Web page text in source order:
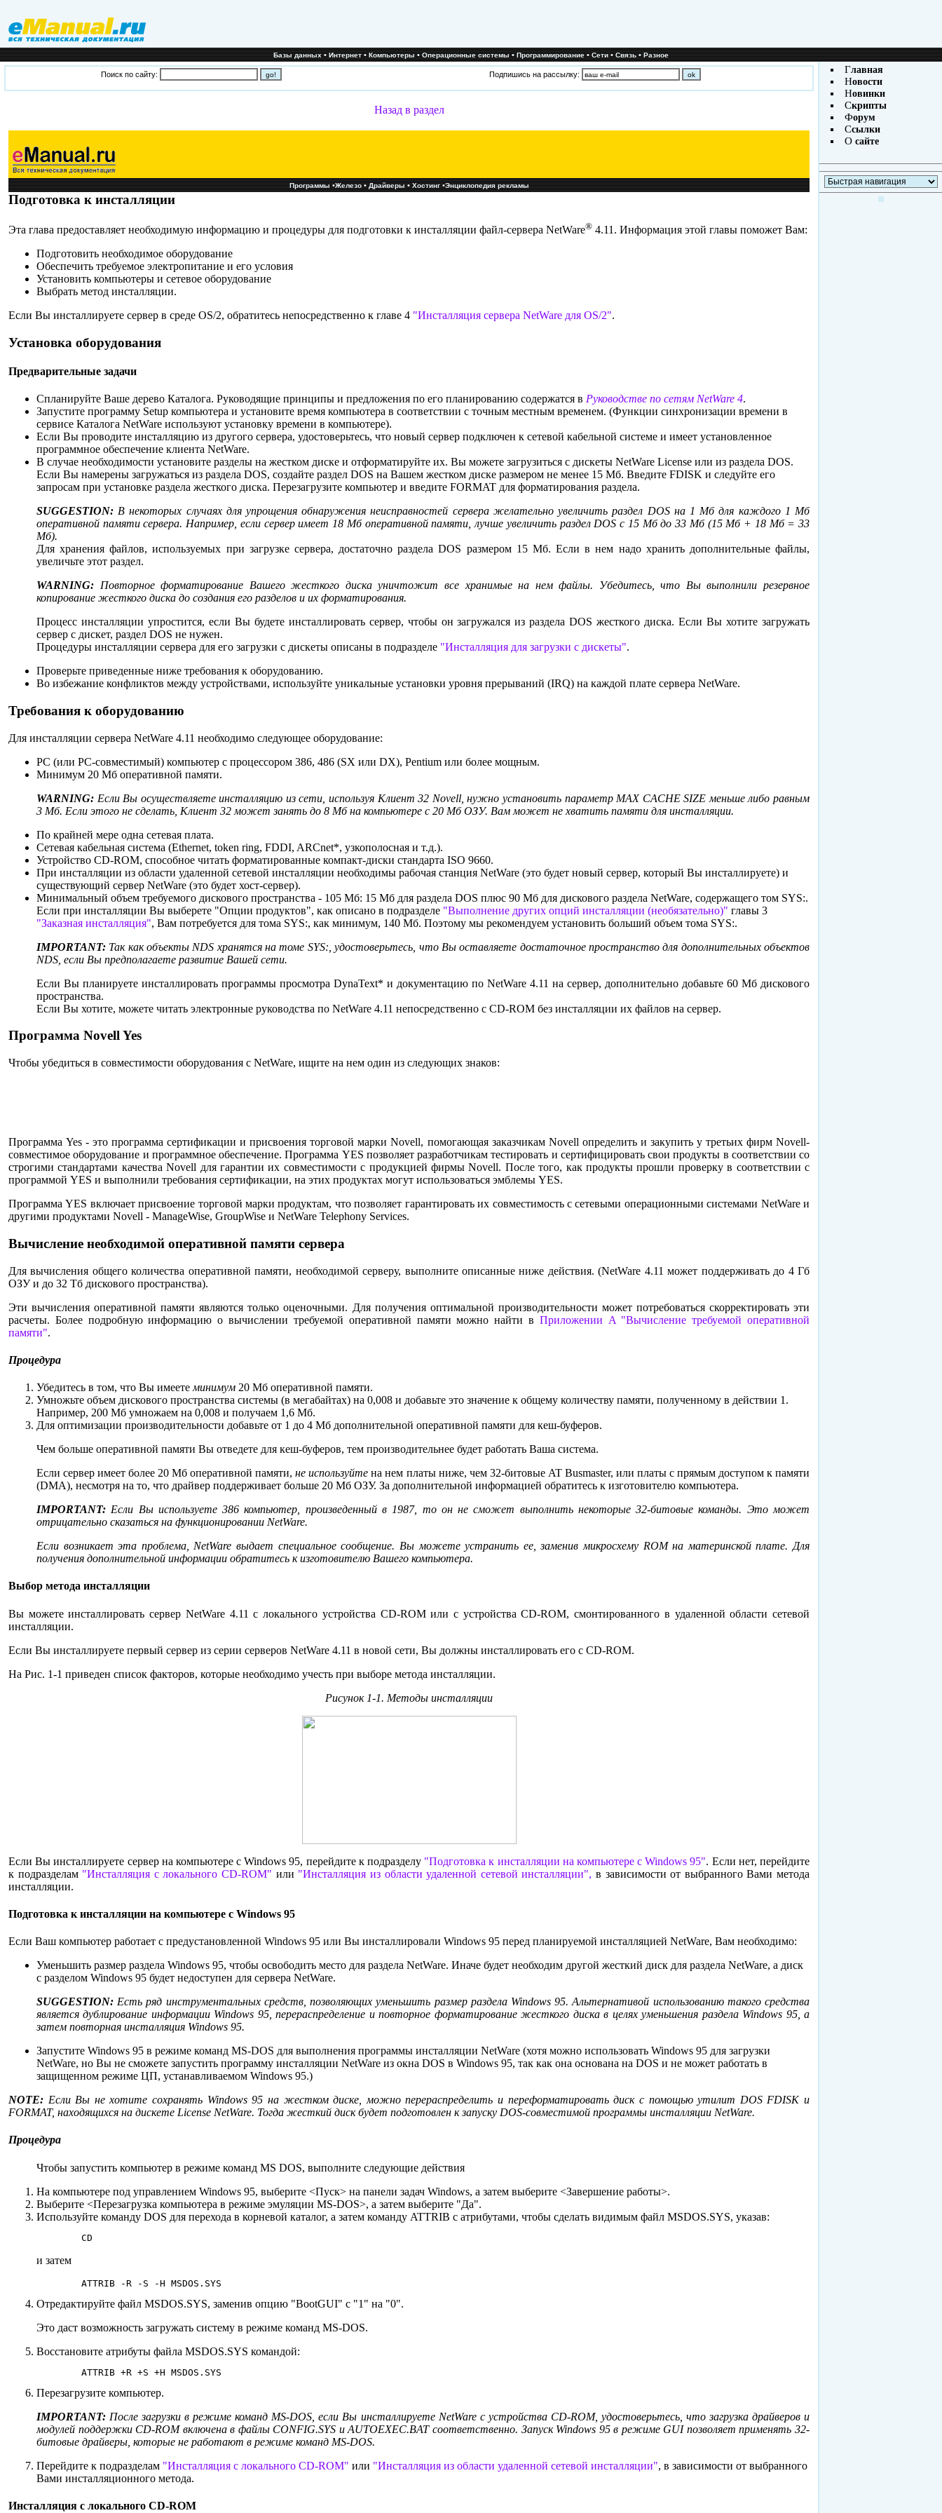
Базы данных•Интернет•Компьютеры•Операционные системы•Программирование•Сети•Связь•Разное
Поиск по сайту: Подпишись на рассылку:
Назад в раздел
Программы•Железо•Драйверы•Хостинг•Энциклопедия рекламы
Подготовка к инсталляции
Эта глава предоставляет необходимую информацию и процедуры для подготовки к инсталляции файл-сервера NetWare® 4.11. Информация этой главы поможет Вам:
Подготовить необходимое оборудование
Обеспечить требуемое электропитание и его условия
Установить компьютеры и сетевое оборудование
Выбрать метод инсталляции.
Если Вы инсталлируете сервер в среде OS/2, обратитесь непосредственно к главе 4 "Инсталляция сервера NetWare для OS/2".
Установка оборудования
Предварительные задачи
Спланируйте Ваше дерево Каталога. Руководящие принципы и предложения по его планированию содержатся в Руководстве по сетям NetWare 4.
Запустите программу Setup компьютера и установите время компьютера в соответствии с точным местным временем. (Функции синхронизации времени в
сервисе Каталога NetWare используют установку времени в компьютере).
Если Вы проводите инсталляцию из другого сервера, удостоверьтесь, что новый сервер подключен к сетевой кабельной системе и имеет установленное
программное обеспечение клиента NetWare.
В случае необходимости установите разделы на жестком диске и отформатируйте их. Вы можете загрузиться с дискеты NetWare License или из раздела DOS.
Если Вы намерены загружаться из раздела DOS, создайте раздел DOS на Вашем жестком диске размером не менее 15 Mб. Введите FDISK и следуйте его
запросам при установке раздела жесткого диска. Перезагрузите компьютер и введите FORMAT для форматирования раздела.
SUGGESTION: В некоторых случаях для упрощения обнаружения неисправностей сервера желательно увеличить раздел DOS на 1 Мб для каждого 1 Мб
оперативной памяти сервера. Например, если сервер имеет 18 Мб оперативной памяти, лучше увеличить раздел DOS с 15 Мб до 33 Мб (15 Мб + 18 Мб = 33
Мб).
Для хранения файлов, используемых при загрузке сервера, достаточно раздела DOS размером 15 Мб. Если в нем надо хранить дополнительные файлы,
увеличьте этот раздел.
WARNING: Повторное форматирование Вашего жесткого диска уничтожит все хранимые на нем файлы. Убедитесь, что Вы выполнили резервное
копирование жесткого диска до создания его разделов и их форматирования.
Процесс инсталляции упростится, если Вы будете инсталлировать сервер, чтобы он загружался из раздела DOS жесткого диска. Если Вы хотите загружать
сервер с дискет, раздел DOS не нужен.
Процедуры инсталляции сервера для его загрузки с дискеты описаны в подразделе "Инсталляция для загрузки с дискеты".
Проверьте приведенные ниже требования к оборудованию.
Во избежание конфликтов между устройствами, используйте уникальные установки уровня прерываний (IRQ) на каждой плате сервера NetWare.
Требования к оборудованию
Для инсталляции сервера NetWare 4.11 необходимо следующее оборудование:
PC (или PC-совместимый) компьютер с процессором 386, 486 (SX или DX), Pentium или более мощным.
Минимум 20 Мб оперативной памяти.
WARNING: Если Вы осуществляете инсталляцию из сети, используя Клиент 32 Novell, нужно установить параметр MAX CACHE SIZE меньше либо равным
3 Мб. Если этого не сделать, Клиент 32 может занять до 8 Мб на компьютере с 20 Мб ОЗУ. Вам может не хватить памяти для инсталляции.
По крайней мере одна сетевая плата.
Сетевая кабельная система (Ethernet, token ring, FDDI, ARCnet*, узкополосная и т.д.).
Устройство CD-ROM, способное читать форматированные компакт-диски стандарта ISO 9660.
При инсталляции из области удаленной сетевой инсталляции необходимы рабочая станция NetWare (это будет новый сервер, который Вы инсталлируете) и
существующий сервер NetWare (это будет хост-сервер).
Минимальный объем требуемого дискового пространства - 105 Мб: 15 Мб для раздела DOS плюс 90 Мб для дискового раздела NetWare, содержащего том SYS:.
Если при инсталляции Вы выберете "Опции продуктов", как описано в подразделе "Выполнение других опций инсталляции (необязательно)" главы 3
"Заказная инсталляция", Вам потребуется для тома SYS:, как минимум, 140 Мб. Поэтому мы рекомендуем установить больший объем тома SYS:.
IMPORTANT: Так как объекты NDS хранятся на томе SYS:, удостоверьтесь, что Вы оставляете достаточное пространство для дополнительных объектов
NDS, если Вы предполагаете развитие Вашей сети.
Если Вы планируете инсталлировать программы просмотра DynaText* и документацию по NetWare 4.11 на сервер, дополнительно добавьте 60 Мб дискового
пространства.
Если Вы хотите, можете читать электронные руководства по NetWare 4.11 непосредственно с CD-ROM без инсталляции их файлов на сервер.
Программа Novell Yes
Чтобы убедиться в совместимости оборудования с NetWare, ищите на нем один из следующих знаков:
Программа Yes - это программа сертификации и присвоения торговой марки Novell, помогающая заказчикам Novell определить и закупить у третьих фирм Novell-
совместимое оборудование и программное обеспечение. Программа YES позволяет разработчикам тестировать и сертифицировать свои продукты в соответствии со
строгими стандартами качества Novell для гарантии их совместимости с продукцией фирмы Novell. После того, как продукты прошли проверку в соответствии с
программой YES и выполнили требования сертификации, на этих продуктах могут использоваться эмблемы YES.
Программа YES включает присвоение торговой марки продуктам, что позволяет гарантировать их совместимость с сетевыми операционными системами NetWare и
другими продуктами Novell - ManageWise, GroupWise и NetWare Telephony Services.
Вычисление необходимой оперативной памяти сервера
Для вычисления общего количества оперативной памяти, необходимой серверу, выполните описанные ниже действия. (NetWare 4.11 может поддерживать до 4 Гб
ОЗУ и до 32 Тб дискового пространства).
Эти вычисления оперативной памяти являются только оценочными. Для получения оптимальной производительности может потребоваться cкорректировать эти
расчеты. Более подробную информацию о вычислении требуемой оперативной памяти можно найти в Приложении A "Вычисление требуемой оперативной
памяти".
Процедура
Убедитесь в том, что Вы имеете минимум 20 Мб оперативной памяти.
Умножьте объем дискового пространства системы (в мегабайтах) на 0,008 и добавьте это значение к общему количеству памяти, полученному в действии 1.
Например, 200 Мб умножаем на 0,008 и получаем 1,6 Мб.
Для оптимизации производительности добавьте от 1 до 4 Мб дополнительной оперативной памяти для кеш-буферов.
Чем больше оперативной памяти Вы отведете для кеш-буферов, тем производительнее будет работать Ваша система.
Если сервер имеет более 20 Мб оперативной памяти,не используйте на нем платы ниже, чем 32-битовые AT Busmaster, или платы с прямым доступом к памяти
(DMA), несмотря на то, что драйвер поддерживает больше 20 Мб ОЗУ. За дополнительной информацией обратитесь к изготовителю компьютера.
IMPORTANT: Если Вы используете 386 компьютер, произведенный в 1987, то он не сможет выполнить некоторые 32-битовые команды. Это может
отрицательно сказаться на функционировании NetWare.
Если возникает эта проблема, NetWare выдает специальное сообщение. Вы можете устранить ее, заменив микросхему ROM на материнской плате. Для
получения дополнительной информации обратитесь к изготовителю Вашего компьютера.
Выбор метода инсталляции
Вы можете инсталлировать сервер NetWare 4.11 с локального устройства CD-ROM или с устройства CD-ROM, смонтированного в удаленной области сетевой
инсталляции.
Если Вы инсталлируете первый сервер из серии серверов NetWare 4.11 в новой сети, Вы должны инсталлировать его с CD-ROM.
На Рис. 1-1 приведен список факторов, которые необходимо учесть при выборе метода инсталляции.
Рисунок 1-1. Методы инсталляции
Если Вы инсталлируете сервер на компьютере с Windows 95, перейдите к подразделу "Подготовка к инсталляции на компьютере с Windows 95". Если нет, перейдите
к подразделам "Инсталляция с локального CD-ROM" или "Инсталляция из области удаленной сетевой инсталляции", в зависимости от выбранного Вами метода
инсталляции.
Подготовка к инсталляции на компьютере с Windows 95
Если Ваш компьютер работает с предустановленной Windows 95 или Вы инсталлировали Windows 95 перед планируемой инсталляцией NetWare, Вам необходимо:
Уменьшить размер раздела Windows 95, чтобы освободить место для раздела NetWare. Иначе будет необходим другой жесткий диск для раздела NetWare, а диск
с разделом Windows 95 будет недоступен для сервера NetWare.
SUGGESTION: Есть ряд инструментальных средств, позволяющих уменьшить размер раздела Windows 95. Альтернативой использованию такого средства
является дублирование информации Windows 95, перераспределение и повторное форматирование жесткого диска в целях уменьшения раздела Windows 95, а
затем повторная инсталляция Windows 95.
Запустите Windows 95 в режиме команд MS-DOS для выполнения программы инсталляции NetWare (хотя можно использовать Windows 95 для загрузки
NetWare, но Вы не сможете запустить программу инсталляции NetWare из окна DOS в Windows 95, так как она основана на DOS и не может работать в
защищенном режиме ЦП, устанавливаемом Windows 95.)
NOTE: Если Вы не хотите сохранять Windows 95 на жестком диске, можно перераспределить и переформатировать диск с помощью утилит DOS FDISK и
FORMAT, находящихся на дискете License NetWare. Тогда жесткий диск будет подготовлен к запуску DOS-совместимой программы инсталляции NetWare.
Процедура
Чтобы запустить компьютер в режиме команд MS DOS, выполните следующие действия
На компьютере под управлением Windows 95, выберите <Пуск> на панели задач Windows, а затем выберите <Завершение работы>.
Выберите <Перезагрузка компьютера в режиме эмуляции MS-DOS>, а затем выберите "Да".
Используйте команду DOS для перехода в корневой каталог, а затем команду ATTRIB с атрибутами, чтобы сделать видимым файл MSDOS.SYS, указав:
	CD
и затем
	ATTRIB -R -S -H MSDOS.SYS
Отредактируйте файл MSDOS.SYS, заменив опцию "BootGUI" с "1" на "0".
Это даст возможность загружать систему в режиме команд MS-DOS.
Восстановите атрибуты файла MSDOS.SYS командой:
	ATTRIB +R +S +H MSDOS.SYS
Перезагрузите компьютер.
IMPORTANT: После загрузки в режиме команд MS-DOS, если Вы инсталлируете NetWare с устройства CD-ROM, удостоверьтесь, что загрузка драйверов и
модулей поддержки CD-ROM включена в файлы CONFIG.SYS и AUTOEXEC.BAT соответственно. Запуск Windows 95 в режиме GUI позволяет применять 32-
битовые драйверы, которые не работают в режиме команд MS-DOS.
Перейдите к подразделам "Инсталляция с локального CD-ROM" или "Инсталляция из области удаленной сетевой инсталляции", в зависимости от выбранного
Вами инсталляционного метода.
Инсталляция с локального CD-ROM
Главная
Новости
Новинки
Скрипты
Форум
Ссылки
Осайте